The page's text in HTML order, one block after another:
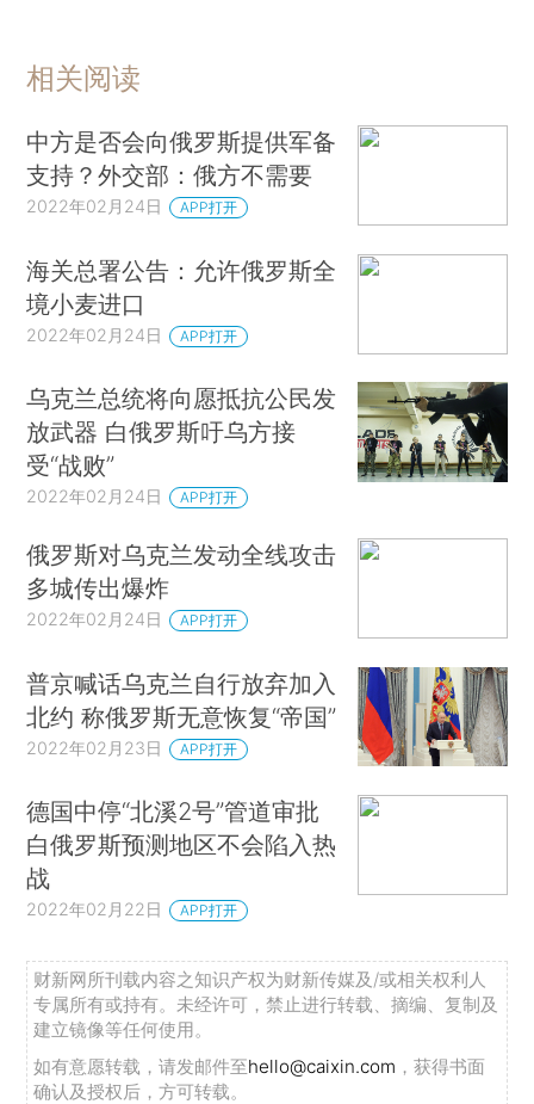
相关阅读
中方是否会向俄罗斯提供军备
支持？外交部：俄方不需要
2022年02月24日 APP打开
海关总署公告：允许俄罗斯全
境小麦进口
2022年02月24日 APP打开
乌克兰总统将向愿抵抗公民发
放武器 白俄罗斯吁乌方接
受“战败”
2022年02月24日 APP打开
俄罗斯对乌克兰发动全线攻击
多城传出爆炸
2022年02月24日 APP打开
普京喊话乌克兰自行放弃加入
北约 称俄罗斯无意恢复“帝国”
2022年02月23日 APP打开
德国中停“北溪2号”管道审批
白俄罗斯预测地区不会陷入热
战
2022年02月22日 APP打开
财新网所刊载内容之知识产权为财新传媒及/或相关权利人
专属所有或持有。未经许可，禁止进行转载、摘编、复制及
建立镜像等任何使用。
如有意愿转载，请发邮件至hello@caixin.com ，获得书面
确认及授权后，方可转载。